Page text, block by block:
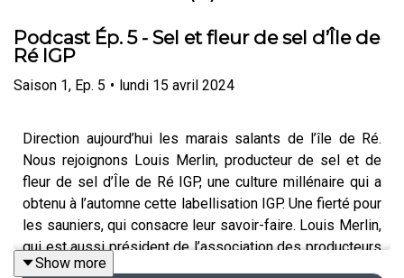
Podcast Ép. 5 - Sel et fleur de sel d’Île de
Ré IGP
Saison 1, Ep. 5 • lundi 15 avril 2024
Direction aujourd’hui les marais salants de l’île de Ré.
Nous rejoignons Louis Merlin, producteur de sel et de
fleur de sel d’Île de Ré IGP, une culture millénaire qui a
obtenu à l’automne cette labellisation IGP. Une fierté pour
les sauniers, qui consacre leur savoir-faire. Louis Merlin,
qui est aussi président de l’association des producteurs
de sel de l’ile de Ré, nous emmène à la découverte de
Show more